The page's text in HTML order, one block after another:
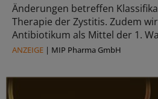
Änderungen betreffen
Therapie der Zystitis. Zudem
Antibiotikum als Mittel der 1.
ANZEIGE | MIP Pharma GmbH